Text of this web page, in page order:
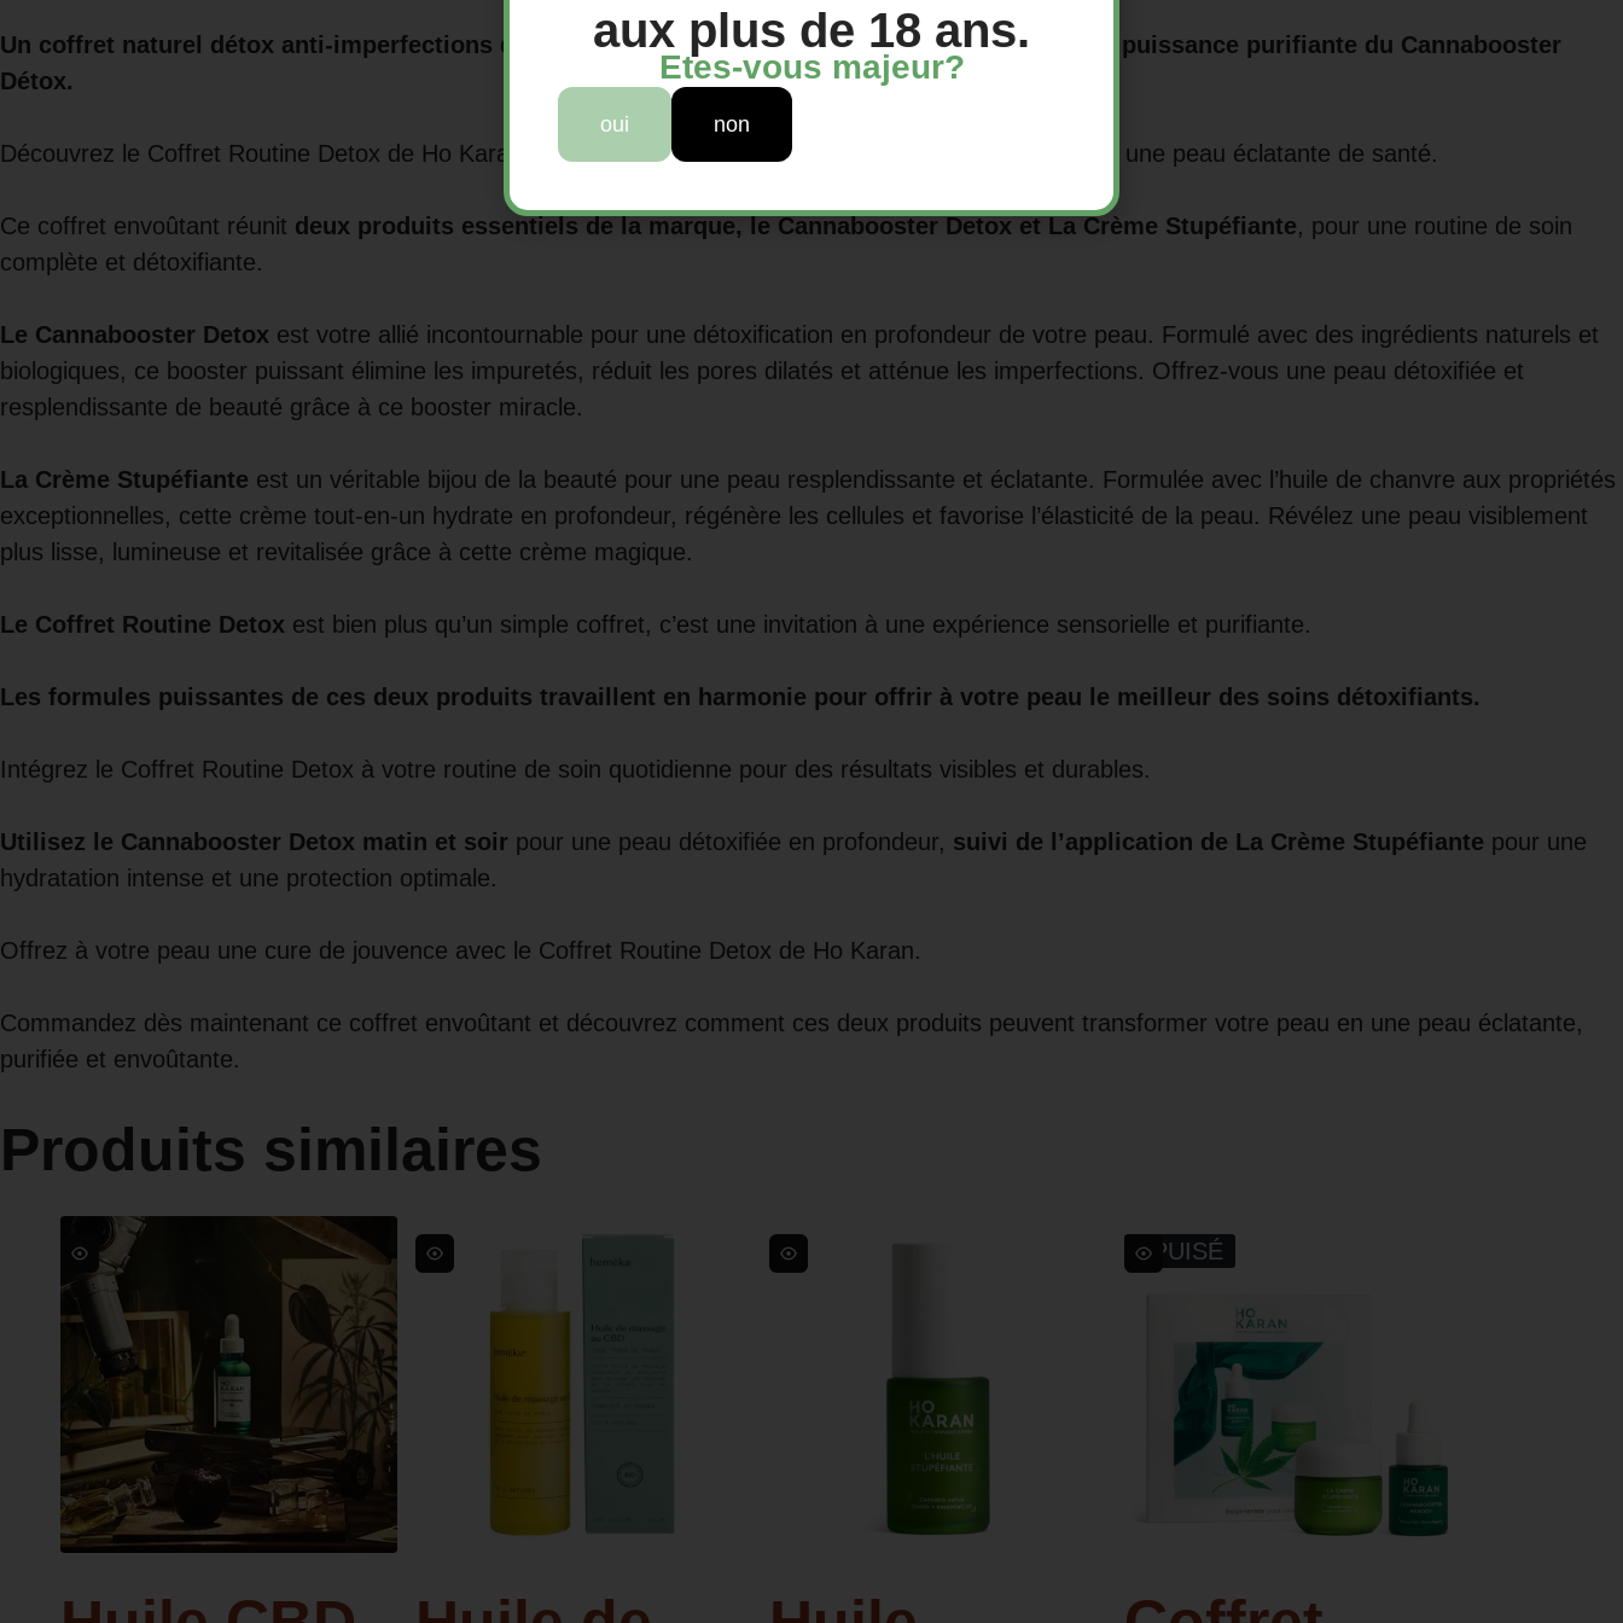
Un coffret naturel détox anti-imperfections qui allie le doux confort de la Crème Stupéfiante et la puissance purifiante du Cannabooster
Détox.
Découvrez le Coffret Routine Detox de Ho Karan, une expérience de purification et de régénération pour une peau éclatante de santé.
Ce coffret envoûtant réunit deux produits essentiels de la marque, le Cannabooster Detox et La Crème Stupéfiante, pour une routine de soin
complète et détoxifiante.
Le Cannabooster Detox est votre allié incontournable pour une détoxification en profondeur de votre peau. Formulé avec des ingrédients naturels et
biologiques, ce booster puissant élimine les impuretés, réduit les pores dilatés et atténue les imperfections. Offrez-vous une peau détoxifiée et
resplendissante de beauté grâce à ce booster miracle.
La Crème Stupéfiante est un véritable bijou de la beauté pour une peau resplendissante et éclatante. Formulée avec l’huile de chanvre aux propriétés
exceptionnelles, cette crème tout-en-un hydrate en profondeur, régénère les cellules et favorise l’élasticité de la peau. Révélez une peau visiblement
plus lisse, lumineuse et revitalisée grâce à cette crème magique.
Le Coffret Routine Detox est bien plus qu’un simple coffret, c’est une invitation à une expérience sensorielle et purifiante.
Les formules puissantes de ces deux produits travaillent en harmonie pour offrir à votre peau le meilleur des soins détoxifiants.
Intégrez le Coffret Routine Detox à votre routine de soin quotidienne pour des résultats visibles et durables.
Utilisez le Cannabooster Detox matin et soir pour une peau détoxifiée en profondeur, suivi de l’application de La Crème Stupéfiante pour une
hydratation intense et une protection optimale.
Offrez à votre peau une cure de jouvence avec le Coffret Routine Detox de Ho Karan.
Commandez dès maintenant ce coffret envoûtant et découvrez comment ces deux produits peuvent transformer votre peau en une peau éclatante,
purifiée et envoûtante.
Produits similaires
ÉPUISÉ
aux plus de 18 ans.
Etes-vous majeur?
oui non